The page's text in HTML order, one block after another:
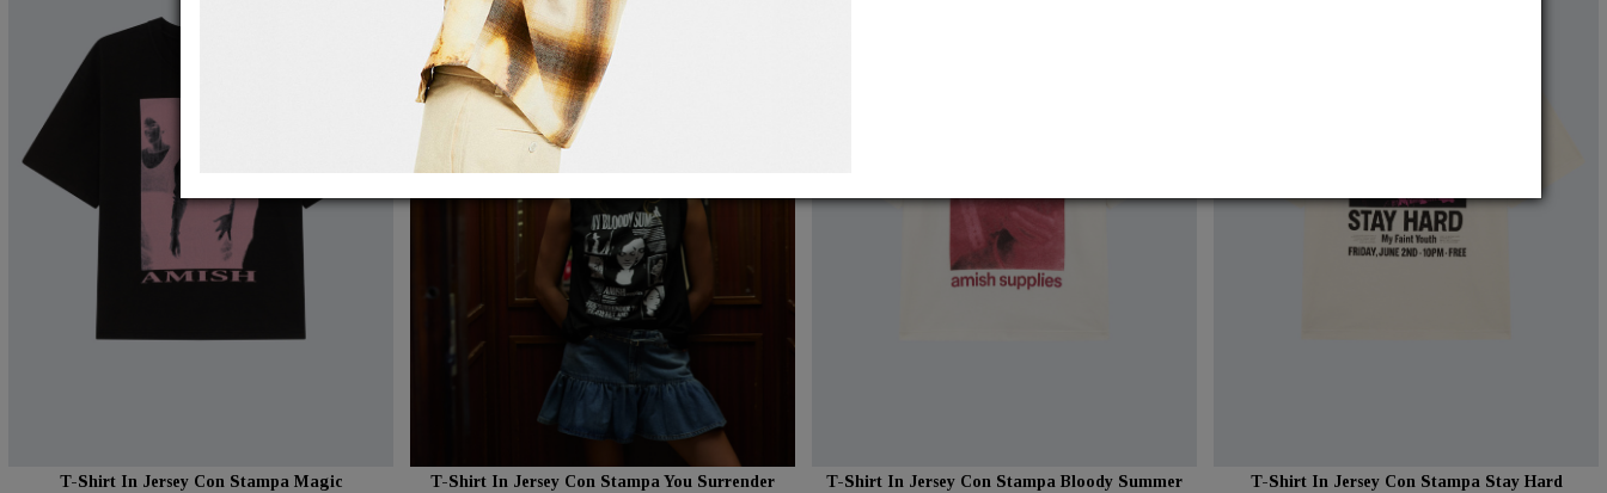
T-Shirt In Jersey Con Stampa Magic T-Shirt In Jersey Con Stampa You Surrender T-Shirt In Jersey Con Stampa Bloody Summer T-Shirt In Jersey Con Stampa Stay Hard